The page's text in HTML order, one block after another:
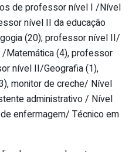
de professor nível I /Nível
nível II da educação
(20); professor nível II/
Matemática (4), professor
nível II/Geografia (1),
monitor de creche/ Nível
administrativo / Nível
enfermagem/ Técnico em